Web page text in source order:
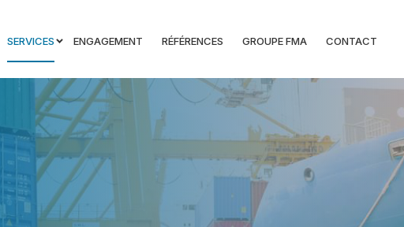
SERVICES ENGAGEMENT RÉFÉRENCES GROUPE FMA CONTACT